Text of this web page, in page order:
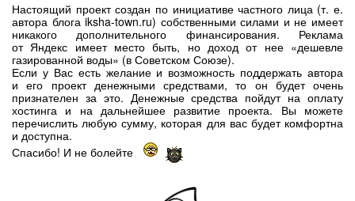
Настоящий проект создан по инициативе частного лица (т. е.
автора блога iksha-town.ru) собственными силами и не имеет
никакого дополнительного финансирования. Реклама
от Яндекс имеет место быть, но доход от нее «дешевле
газированной воды» (в Советском Союзе).
Если у Вас есть желание и возможность поддержать автора
и его проект денежными средствами, то он будет очень
признателен за это. Денежные средства пойдут на оплату
хостинга и на дальнейшее развитие проекта. Вы можете
перечислить любую сумму, которая для вас будет комфортна
и доступна.
Спасибо! И не болейте